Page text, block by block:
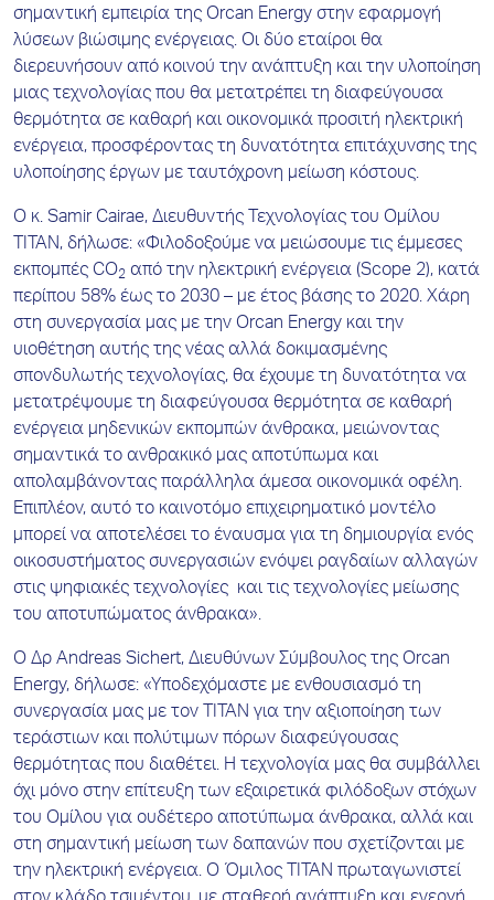
σημαντική εμπειρία της Orcan Energy στην εφαρμογή
λύσεων βιώσιμης ενέργειας. Οι δύο εταίροι θα
διερευνήσουν από κοινού την ανάπτυξη και την υλοποίηση
μιας τεχνολογίας που θα μετατρέπει τη διαφεύγουσα
θερμότητα σε καθαρή και οικονομικά προσιτή ηλεκτρική
ενέργεια, προσφέροντας τη δυνατότητα επιτάχυνσης της
υλοποίησης έργων με ταυτόχρονη μείωση κόστους.
Ο κ. Samir Cairae, Διευθυντής Τεχνολογίας του Ομίλου
ΤΙΤΑΝ, δήλωσε: «Φιλοδοξούμε να μειώσουμε τις έμμεσες
εκπομπές CO2 από την ηλεκτρική ενέργεια (Scope 2), κατά
περίπου 58% έως το 2030 – με έτος βάσης το 2020. Χάρη
στη συνεργασία μας με την Orcan Energy και την
υιοθέτηση αυτής της νέας αλλά δοκιμασμένης
σπονδυλωτής τεχνολογίας, θα έχουμε τη δυνατότητα να
μετατρέψουμε τη διαφεύγουσα θερμότητα σε καθαρή
ενέργεια μηδενικών εκπομπών άνθρακα, μειώνοντας
σημαντικά το ανθρακικό μας αποτύπωμα και
απολαμβάνοντας παράλληλα άμεσα οικονομικά οφέλη.
Επιπλέον, αυτό το καινοτόμο επιχειρηματικό μοντέλο
μπορεί να αποτελέσει το έναυσμα για τη δημιουργία ενός
οικοσυστήματος συνεργασιών ενόψει ραγδαίων αλλαγών
στις ψηφιακές τεχνολογίες και τις τεχνολογίες μείωσης
του αποτυπώματος άνθρακα».
Ο Δρ Andreas Sichert, Διευθύνων Σύμβουλος της Orcan
Energy, δήλωσε: «Υποδεχόμαστε με ενθουσιασμό τη
συνεργασία μας με τον ΤΙΤΑΝ για την αξιοποίηση των
τεράστιων και πολύτιμων πόρων διαφεύγουσας
θερμότητας που διαθέτει. Η τεχνολογία μας θα συμβάλλει
όχι μόνο στην επίτευξη των εξαιρετικά φιλόδοξων στόχων
του Ομίλου για ουδέτερο αποτύπωμα άνθρακα, αλλά και
στη σημαντική μείωση των δαπανών που σχετίζονται με
την ηλεκτρική ενέργεια. Ο Όμιλος ΤΙΤΑΝ πρωταγωνιστεί